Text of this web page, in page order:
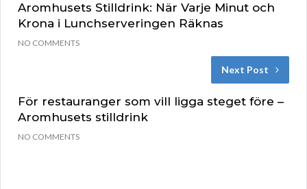
Aromhusets Stilldrink: När Varje Minut och
Krona i Lunchserveringen Räknas
NO COMMENTS
Next Post
För restauranger som vill ligga steget före –
Aromhusets stilldrink
NO COMMENTS